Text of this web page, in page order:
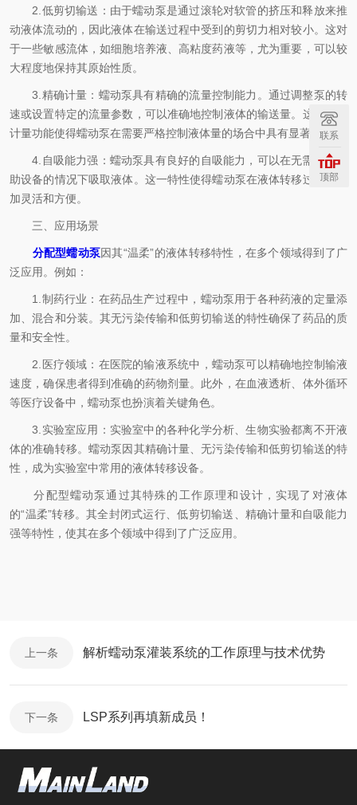
2.低剪切输送：由于蠕动泵是通过滚轮对软管的挤压和释放来推
动液体流动的，因此液体在输送过程中受到的剪切力相对较小。这对
于一些敏感流体，如细胞培养液、高粘度药液等，尤为重要，可以较
大程度地保持其原始性质。
3.精确计量：蠕动泵具有精确的流量控制能力。通过调整泵的转
速或设置特定的流量参数，可以准确地控制液体的输送量。这种精确
计量功能使得蠕动泵在需要严格控制液体量的场合中具有显著优势。
4.自吸能力强：蠕动泵具有良好的自吸能力，可以在无需外部辅
助设备的情况下吸取液体。这一特性使得蠕动泵在液体转移过程中更
加灵活和方便。
三、应用场景
分配型蠕动泵因其“温柔”的液体转移特性，在多个领域得到了广
泛应用。例如：
1.制药行业：在药品生产过程中，蠕动泵用于各种药液的定量添
加、混合和分装。其无污染传输和低剪切输送的特性确保了药品的质
量和安全性。
2.医疗领域：在医院的输液系统中，蠕动泵可以精确地控制输液
速度，确保患者得到准确的药物剂量。此外，在血液透析、体外循环
等医疗设备中，蠕动泵也扮演着关键角色。
3.实验室应用：实验室中的各种化学分析、生物实验都离不开液
体的准确转移。蠕动泵因其精确计量、无污染传输和低剪切输送的特
性，成为实验室中常用的液体转移设备。
分配型蠕动泵通过其特殊的工作原理和设计，实现了对液体
的“温柔”转移。其全封闭式运行、低剪切输送、精确计量和自吸能力
强等特性，使其在多个领域中得到了广泛应用。
上一条 解析蠕动泵灌装系统的工作原理与技术优势
下一条 LSP系列再填新成员！
联系
顶部